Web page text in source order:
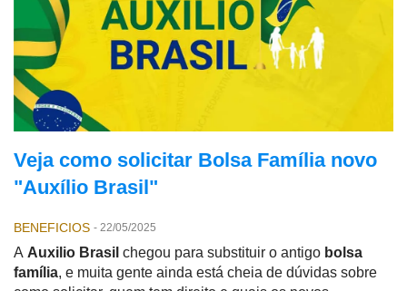
Veja como solicitar Bolsa Família novo
"Auxílio Brasil"
BENEFICIOS - 22/05/2025
A Auxilio Brasil chegou para substituir o antigo bolsa
família, e muita gente ainda está cheia de dúvidas sobre